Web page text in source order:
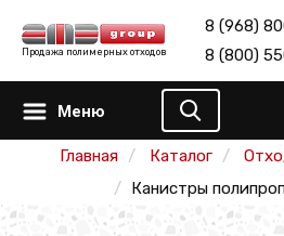
Продажа полимерных отходов
8 (968)
8 (800)
Меню
Главная Каталог
Канистры